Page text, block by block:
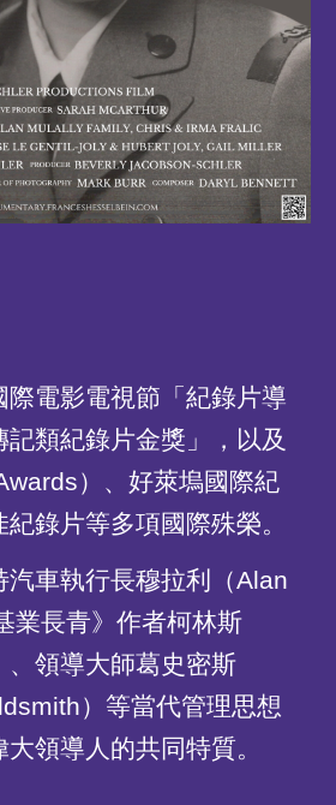
際電影電視節「紀錄片導
類紀錄片金獎」，以及
）、好萊塢國際紀
錄片等多項國際殊榮。
汽車執行長穆拉利（Alan
業長青》作者柯林斯
、領導大師葛史密斯
）等當代管理思想
領導人的共同特質。